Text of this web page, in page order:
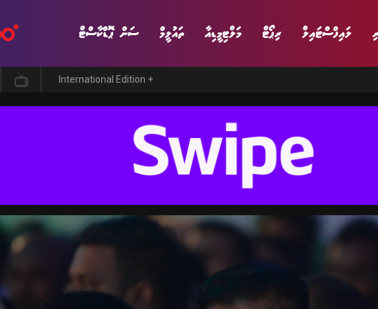
ލައިފްސްޓައިލް ރިޕޯޓް މަލްޓިމީޑިއާ ތައުލީމް ސަން ޕޮޑްކާސްޓް
ލައިފްސްޓައިލް ދީން
International Edition +